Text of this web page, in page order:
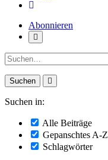
Abonnieren
Suche:
Suchen in:
Alle Beiträge
Gepanschtes A-Z
Schlagwörter